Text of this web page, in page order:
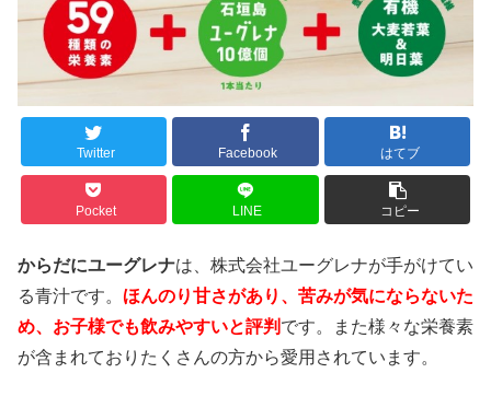
Twitter Facebook はてブ
Pocket LINE コピー
からだにユーグレナは、株式会社ユーグレナが手がけてい
る青汁です。 ほんのり甘さがあり、苦みが気にならないた
め、お子様でも飲みやすいと評判 です。また様々な栄養素
が含まれておりたくさんの方から愛用されています。